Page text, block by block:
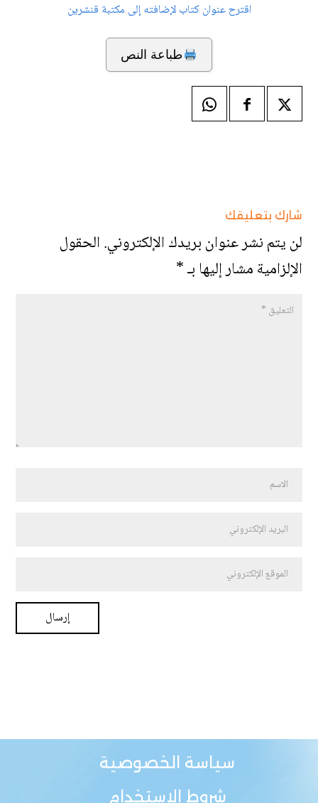
اقترح عنوان كتاب لإضافته إلى مكتبة قنشرين
طباعة النص
شارك بتعليقك
لن يتم نشر عنوان بريدك الإلكتروني.الحقول
الإلزامية مشار إليها بـ*
سياسة الخصوصية
شروط الاستخدام